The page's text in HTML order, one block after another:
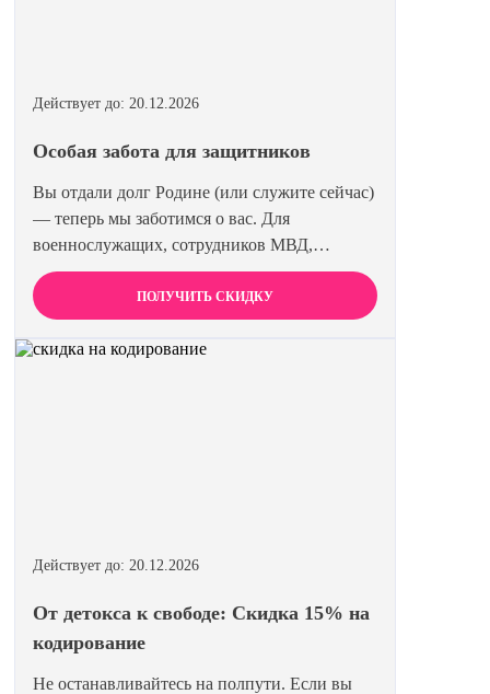
Действует до: 20.12.2026
Особая забота для защитников
Вы отдали долг Родине (или служите сейчас)
— теперь мы заботимся о вас. Для
военнослужащих, сотрудников МВД,
Росгвардии и членов их семей мы
предоставляем скидку 15% на все виды
лечения и кодирования. Полная анонимность
и уважение к вашему статусу гарантированы.
ПОЛУЧИТЬ СКИДКУ
Действует до: 20.12.2026
От детокса к свободе: Скидка 15% на
кодирование
Не останавливайтесь на полпути. Если вы